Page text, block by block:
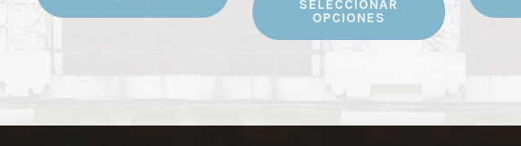
precios:
desde
SELECCIONAR
OPCIONES
producto